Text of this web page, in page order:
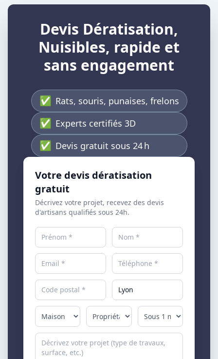
Devis Dératisation,
Nuisibles, rapide et
sans engagement
✅ Rats, souris, punaises, frelons
✅ Experts certifiés 3D
✅ Devis gratuit sous 24 h
Votre devis dératisation
gratuit
Décrivez votre projet, recevez des devis
d'artisans qualifiés sous 24h.